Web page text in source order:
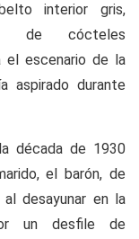
interior gris,
de cócteles
el escenario de la
aspirado durante
década de 1930
el barón, de
desayunar en la
un desfile de